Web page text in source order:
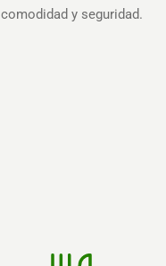
comodidad y seguridad.